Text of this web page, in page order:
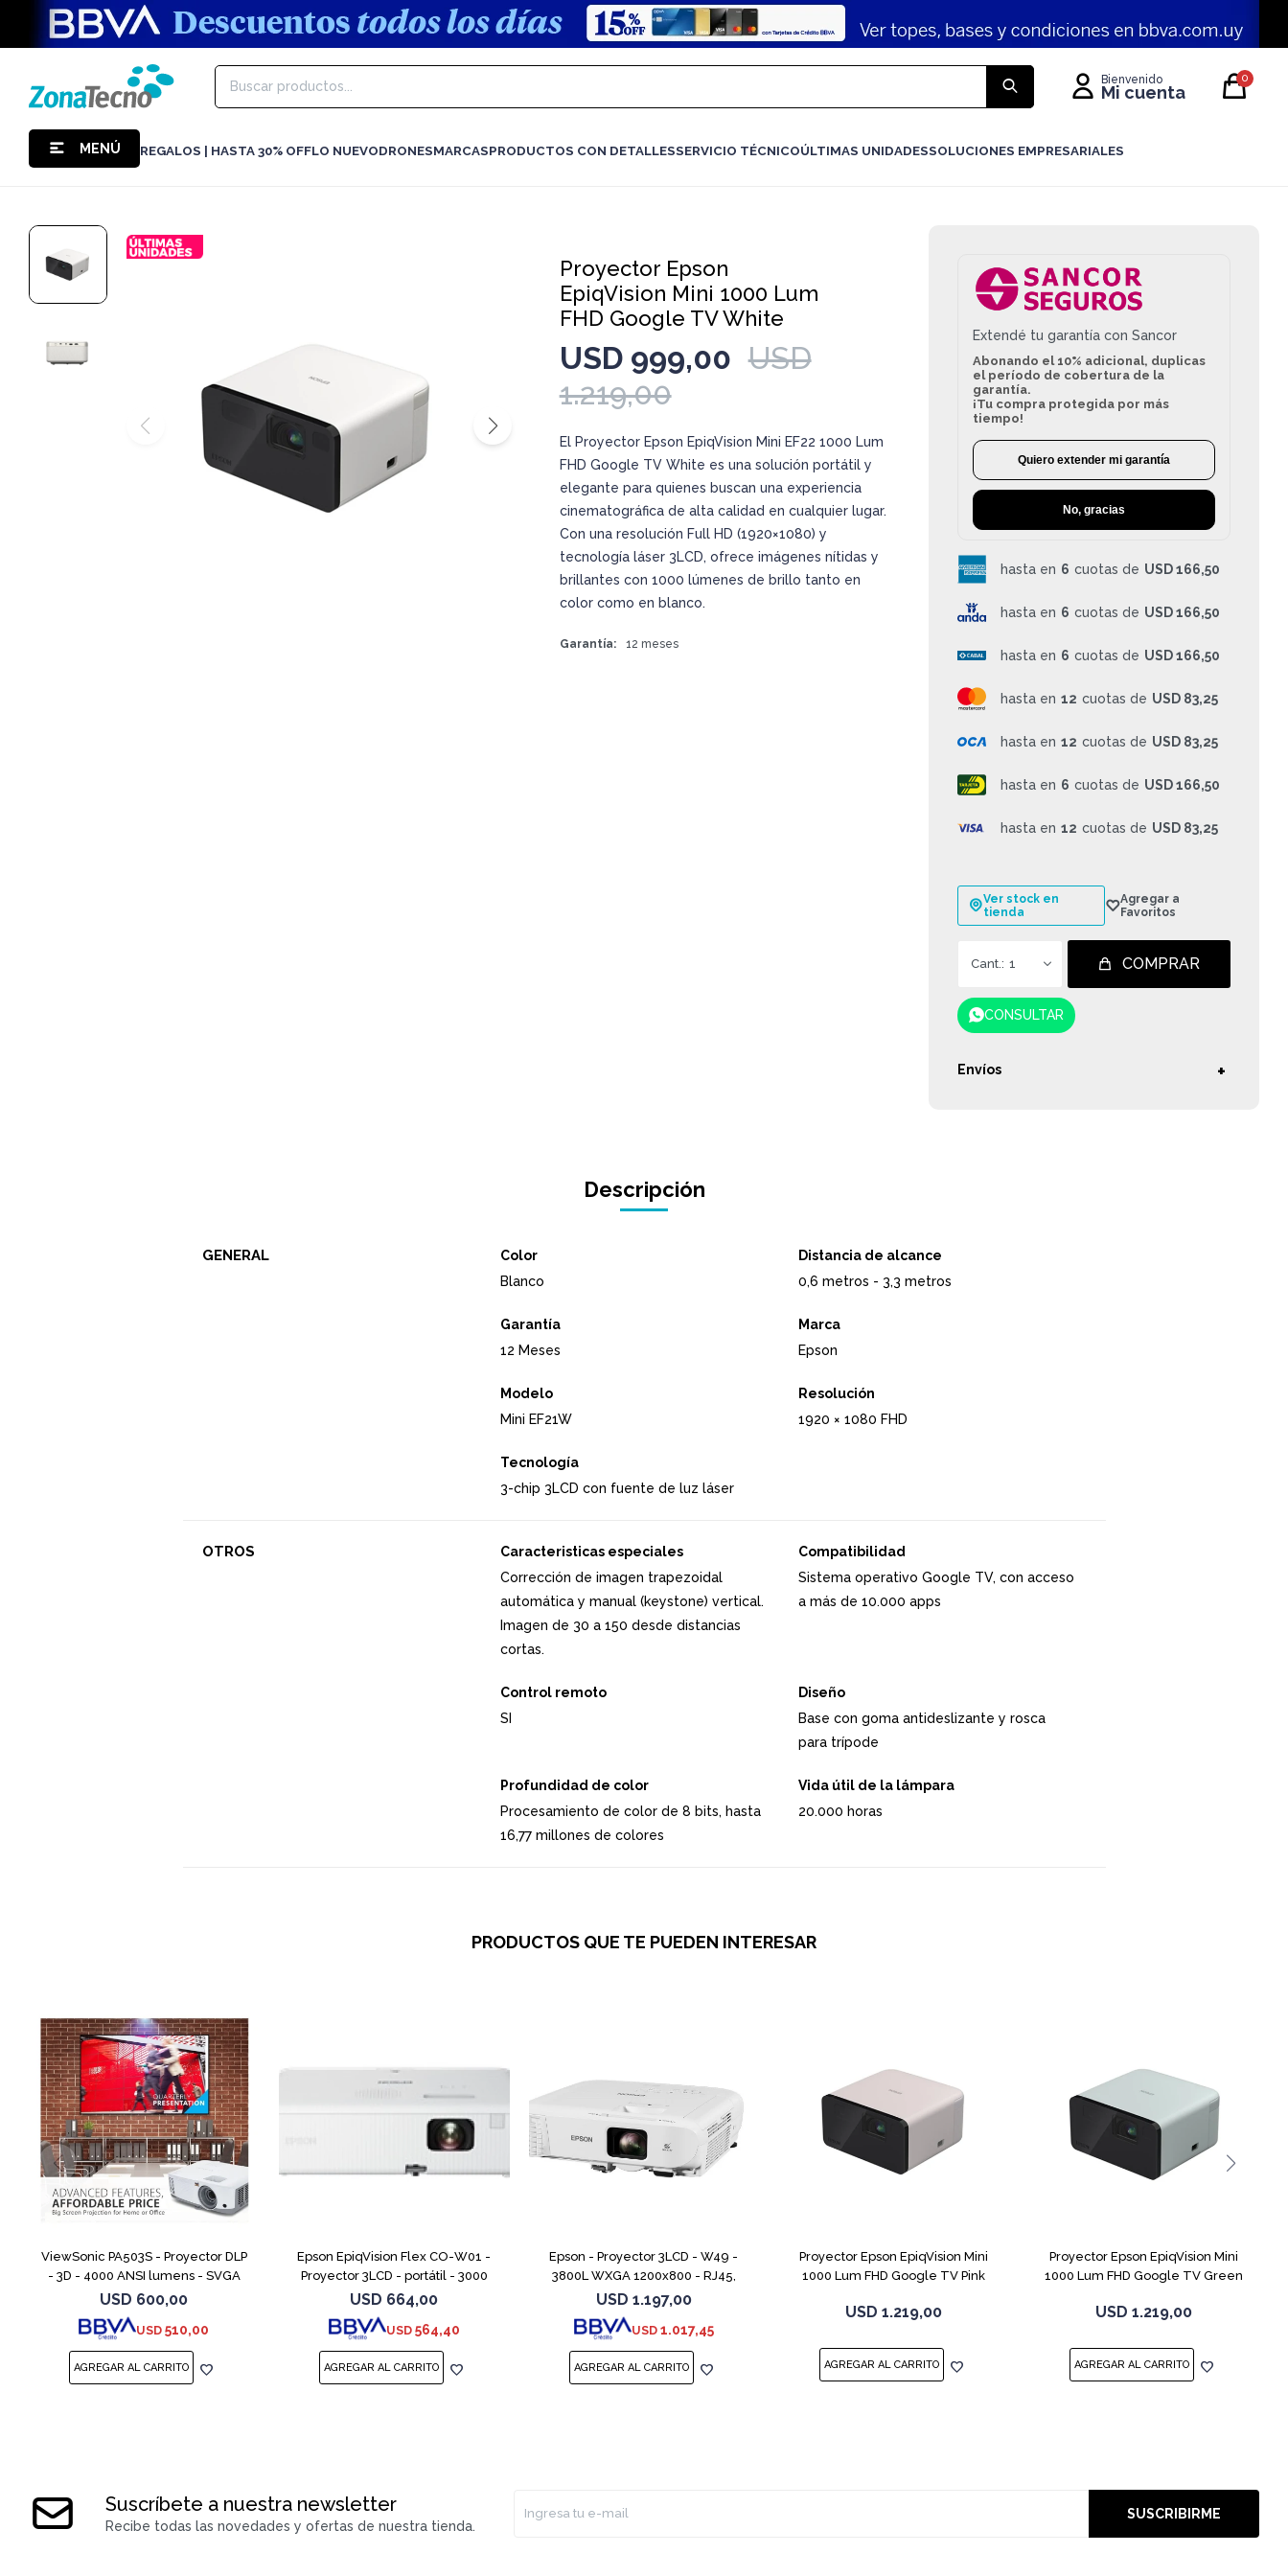
MENÚ REGALOS | HASTA 30% OFFLO NUEVODRONESMARCASPRODUCTOS CON DETALLESSERVICIO TÉCNICOÚLTIMAS UNIDADESSOLUCIONES EMPRESARIALES
0
Proyector Epson
EpiqVision Mini 1000 Lum
FHD Google TV White
USD 999,00 USD
1.219,00
El Proyector Epson EpiqVision Mini EF22 1000 Lum
FHD Google TV White es una solución portátil y
elegante para quienes buscan una experiencia
cinematográfica de alta calidad en cualquier lugar.
Con una resolución Full HD (1920×1080) y
tecnología láser 3LCD, ofrece imágenes nítidas y
brillantes con 1000 lúmenes de brillo tanto en
color como en blanco.
Garantía 12 meses
Extendé tu garantía con Sancor
Abonando el 10% adicional, duplicas
el período de cobertura de la
garantía.
¡Tu compra protegida por más
tiempo!
Quiero extender mi garantía
No, gracias
hasta en 6 cuotas de USD 166,50
hasta en 6 cuotas de USD 166,50
hasta en 6 cuotas de USD 166,50
hasta en 12 cuotas de USD 83,25
hasta en 12 cuotas de USD 83,25
hasta en 6 cuotas de USD 166,50
hasta en 12 cuotas de USD 83,25
Ver stock en
tienda
1 COMPRAR
CONSULTAR
Envíos
Descripción
GENERAL
Color
Blanco
Distancia de alcance
0,6 metros - 3,3 metros
Garantía
12 Meses
Marca
Epson
Modelo
Mini EF21W
Resolución
1920 × 1080 FHD
Tecnología
3-chip 3LCD con fuente de luz láser
OTROS
Caracteristicas especiales
Corrección de imagen trapezoidal
automática y manual (keystone) vertical.
Imagen de 30 a 150 desde distancias
cortas.
Compatibilidad
Sistema operativo Google TV, con acceso
a más de 10.000 apps
Control remoto
SI
Diseño
Base con goma antideslizante y rosca
para trípode
Profundidad de color
Procesamiento de color de 8 bits, hasta
16,77 millones de colores
Vida útil de la lámpara
20.000 horas
PRODUCTOS QUE TE PUEDEN INTERESAR
ViewSonic PA503S - Proyector DLP
- 3D - 4000 ANSI lumens - SVGA
(800 x 600) - 4:3 - con 1 año de
servicio de cambio urgente
USD 600,00
USD 510,00
Epson EpiqVision Flex CO-W01 -
Proyector 3LCD - portátil - 3000
lúmenes (blanco) - 3000 lúmenes
(color) - WXGA (1280 x 800) - 16
USD 664,00
USD 564,40
Epson - Proyector 3LCD - W49 -
3800L WXGA 1200x800 - RJ45,
HDMIx2, VGAx2, RS232x2, 3,5mm
in-out, USB A y B - Bocinas - 2 años
USD 1.197,00
USD 1.017,45
Proyector Epson EpiqVision Mini
1000 Lum FHD Google TV Pink
USD 1.219,00
Proyector Epson EpiqVision Mini
1000 Lum FHD Google TV Green
USD 1.219,00
Suscríbete a nuestra newsletter
Recibe todas las novedades y ofertas de nuestra tienda.
SUSCRIBIRME